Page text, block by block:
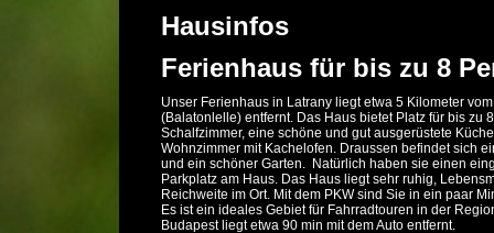
Hausinfos
Ferienhaus für bis zu 8
Unser Ferienhaus in Latrany liegt etwa 5 Kilometer
(Balatonlelle) entfernt. Das Haus bietet Platz für bis zu
Schalfzimmer, eine schöne und gut ausgerüstete
Wohnzimmer mit Kachelofen. Draussen befindet sich
und ein schöner Garten. Natürlich haben sie einen
Parkplatz am Haus. Das Haus liegt sehr ruhig,
Reichweite im Ort. Mit dem PKW sind Sie in ein paar
Es ist ein ideales Gebiet für Fahrradtouren in der
Budapest liegt etwa 90 min mit dem Auto entfernt.